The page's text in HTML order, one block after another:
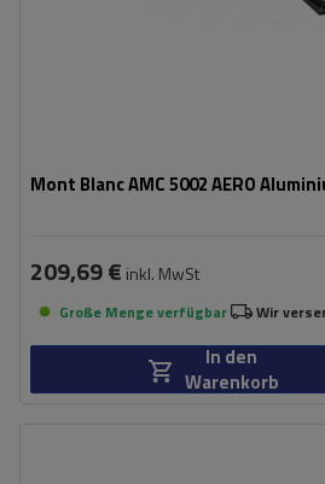
Mont Blanc AMC 5002 AERO
209,69 € inkl. MwSt
Große Menge verfügbar Wir
In den
Warenkorb